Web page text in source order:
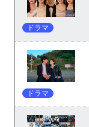
ドラマ
ドラマ